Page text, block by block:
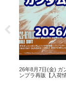
26年8月7日(金) ガ
ンプラ再販【入荷